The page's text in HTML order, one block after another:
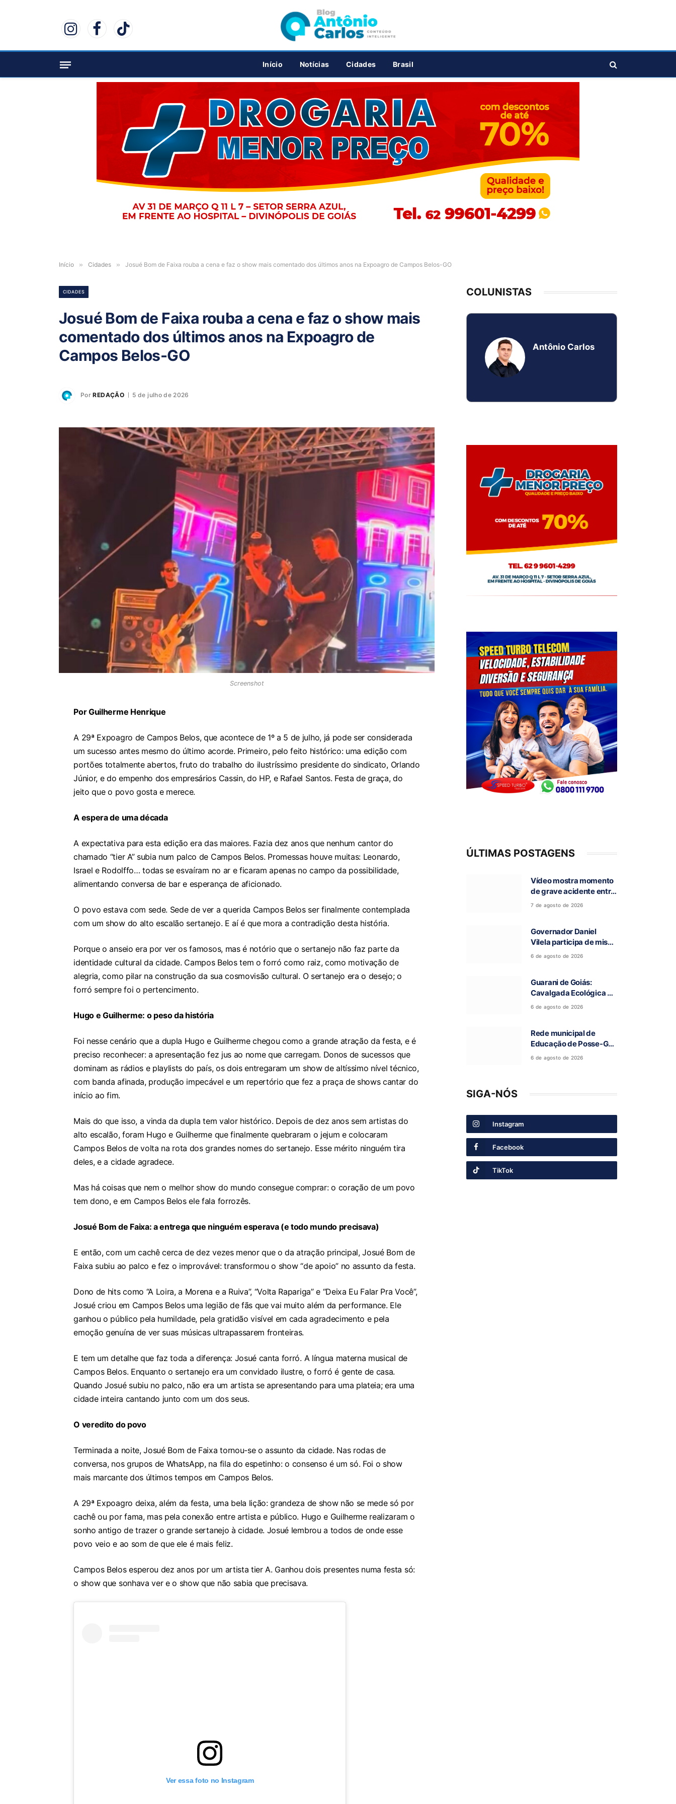
InstagramFacebookTikTok
Início Notícias Cidades Brasil
PUBLICIDADE
Início » Cidades » Josué Bom de Faixa rouba a cena e faz o show mais comentado dos últimos anos na Expoagro de Campos Belos-GO
CIDADES
Josué Bom de Faixa rouba a cena e faz o show mais
comentado dos últimos anos na Expoagro de
Campos Belos-GO
Por REDAÇÃO 5 de julho de 2026
Screenshot
Por Guilherme Henrique
A 29ª Expoagro de Campos Belos, que acontece de 1º a 5 de julho, já pode ser considerada
um sucesso antes mesmo do último acorde. Primeiro, pelo feito histórico: uma edição com
portões totalmente abertos, fruto do trabalho do ilustríssimo presidente do sindicato, Orlando
Júnior, e do empenho dos empresários Cassin, do HP, e Rafael Santos. Festa de graça, do
jeito que o povo gosta e merece.
A espera de uma década
A expectativa para esta edição era das maiores. Fazia dez anos que nenhum cantor do
chamado “tier A” subia num palco de Campos Belos. Promessas houve muitas: Leonardo,
Israel e Rodolffo… todas se esvaíram no ar e ficaram apenas no campo da possibilidade,
alimentando conversa de bar e esperança de aficionado.
O povo estava com sede. Sede de ver a querida Campos Belos ser finalmente contemplada
com um show do alto escalão sertanejo. E aí é que mora a contradição desta história.
Porque o anseio era por ver os famosos, mas é notório que o sertanejo não faz parte da
identidade cultural da cidade. Campos Belos tem o forró como raiz, como motivação de
alegria, como pilar na construção da sua cosmovisão cultural. O sertanejo era o desejo; o
forró sempre foi o pertencimento.
Hugo e Guilherme: o peso da história
Foi nesse cenário que a dupla Hugo e Guilherme chegou como a grande atração da festa, e é
preciso reconhecer: a apresentação fez jus ao nome que carregam. Donos de sucessos que
dominam as rádios e playlists do país, os dois entregaram um show de altíssimo nível técnico,
com banda afinada, produção impecável e um repertório que fez a praça de shows cantar do
início ao fim.
Mais do que isso, a vinda da dupla tem valor histórico. Depois de dez anos sem artistas do
alto escalão, foram Hugo e Guilherme que finalmente quebraram o jejum e colocaram
Campos Belos de volta na rota dos grandes nomes do sertanejo. Esse mérito ninguém tira
deles, e a cidade agradece.
Mas há coisas que nem o melhor show do mundo consegue comprar: o coração de um povo
tem dono, e em Campos Belos ele fala forrozês.
Josué Bom de Faixa: a entrega que ninguém esperava (e todo mundo precisava)
E então, com um cachê cerca de dez vezes menor que o da atração principal, Josué Bom de
Faixa subiu ao palco e fez o improvável: transformou o show “de apoio” no assunto da festa.
Dono de hits como “A Loira, a Morena e a Ruiva”, “Volta Rapariga” e “Deixa Eu Falar Pra Você”,
Josué criou em Campos Belos uma legião de fãs que vai muito além da performance. Ele
ganhou o público pela humildade, pela gratidão visível em cada agradecimento e pela
emoção genuína de ver suas músicas ultrapassarem fronteiras.
E tem um detalhe que faz toda a diferença: Josué canta forró. A língua materna musical de
Campos Belos. Enquanto o sertanejo era um convidado ilustre, o forró é gente de casa.
Quando Josué subiu no palco, não era um artista se apresentando para uma plateia; era uma
cidade inteira cantando junto com um dos seus.
O veredito do povo
Terminada a noite, Josué Bom de Faixa tornou-se o assunto da cidade. Nas rodas de
conversa, nos grupos de WhatsApp, na fila do espetinho: o consenso é um só. Foi o show
mais marcante dos últimos tempos em Campos Belos.
A 29ª Expoagro deixa, além da festa, uma bela lição: grandeza de show não se mede só por
cachê ou por fama, mas pela conexão entre artista e público. Hugo e Guilherme realizaram o
sonho antigo de trazer o grande sertanejo à cidade. Josué lembrou a todos de onde esse
povo veio e ao som de que ele é mais feliz.
Campos Belos esperou dez anos por um artista tier A. Ganhou dois presentes numa festa só:
o show que sonhava ver e o show que não sabia que precisava.
Ver essa foto no Instagram
COLUNISTAS
Antônio Carlos
ÚLTIMAS POSTAGENS
Vídeo mostra momento
de grave acidente entre
ônibus e caminhão que
7 de agosto de 2026
Governador Daniel
Vilela participa de missa
e visita caverna durante
Ronca
6 de agosto de 2026
Guarani de Goiás:
Cavalgada Ecológica da
Fé reúne grande público
6 de agosto de 2026
Rede municipal de
Educação de Posse-GO
atinge resultado
6 de agosto de 2026
SIGA-NÓS
Instagram
Facebook
TikTok